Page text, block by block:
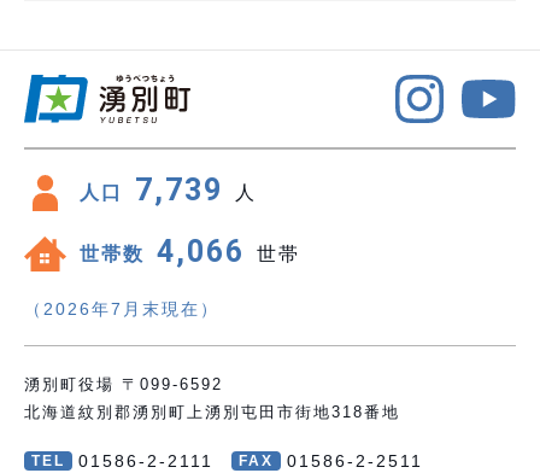
人口 7,739 人
世帯数 4,066 世帯
（2026年7月末現在）
湧別町役場 〒099-6592
北海道紋別郡湧別町上湧別屯田市街地318番地
TEL 01586-2-2111 FAX 01586-2-2511